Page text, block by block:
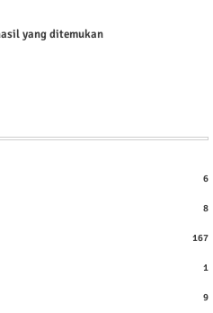
yang ditemukan
6
8
167
1
9